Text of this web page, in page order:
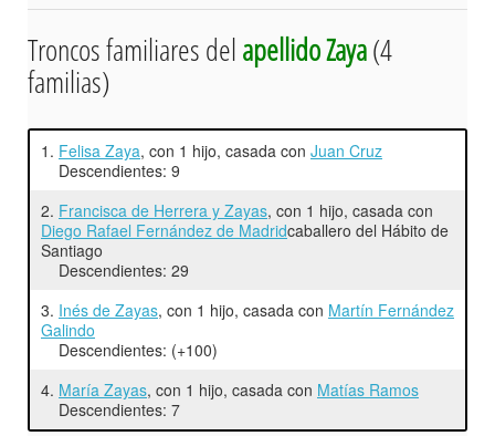
Troncos familiares delapellido Zaya(4
familias)
1. Felisa Zaya, con 1 hijo, casada con Juan Cruz
Descendientes: 9
2. Francisca de Herrera y Zayas, con 1 hijo, casada con
Diego Rafael Fernández de Madridcaballero del Hábito de
Santiago
Descendientes: 29
3. Inés de Zayas, con 1 hijo, casada con Martín Fernández
Galindo
Descendientes: (+100)
4. María Zayas, con 1 hijo, casada con Matías Ramos
Descendientes: 7